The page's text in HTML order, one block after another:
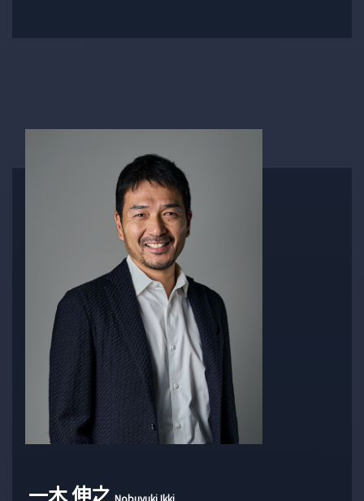
一木 伸之